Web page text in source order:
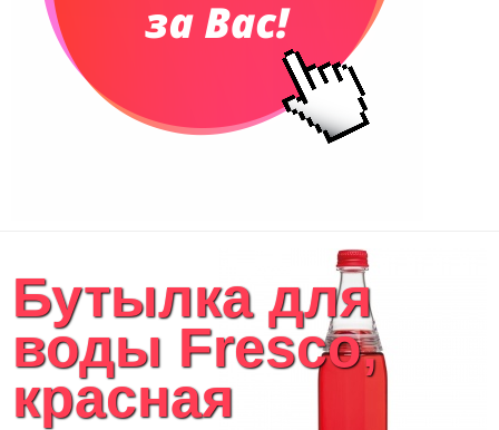
Бутылка для
воды Fresco,
красная